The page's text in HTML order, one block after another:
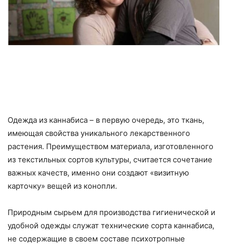
Одежда из каннабиса – в первую очередь, это ткань,
имеющая свойства уникального лекарственного
растения. Преимуществом материала, изготовленного
из текстильных сортов культуры, считается сочетание
важных качеств, именно они создают «визитную
карточку» вещей из конопли.
Природным сырьем для производства гигиенической и
удобной одежды служат технические сорта каннабиса,
не содержащие в своем составе психотропные